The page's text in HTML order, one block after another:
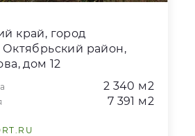
край, город
Октябрьский район,
дом 12
2 340 м2
7 391 м2